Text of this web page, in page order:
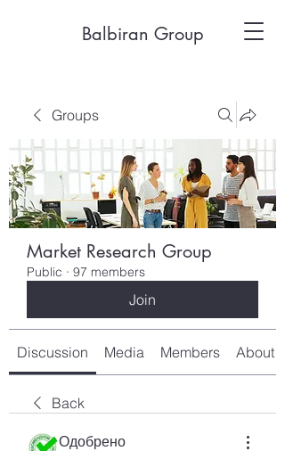
Balbiran Group
Groups
Market Research Group
Public · 97 members
Join
Discussion Media Members About
Back
Одобрено